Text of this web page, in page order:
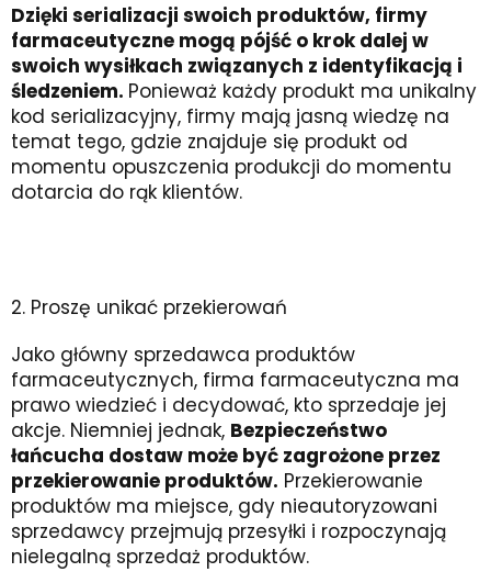
Dzięki serializacji swoich produktów, firmy
farmaceutyczne mogą pójść o krok dalej w
swoich wysiłkach związanych z identyfikacją i
śledzeniem. Ponieważ każdy produkt ma unikalny
kod serializacyjny, firmy mają jasną wiedzę na
temat tego, gdzie znajduje się produkt od
momentu opuszczenia produkcji do momentu
dotarcia do rąk klientów.
2. Proszę unikać przekierowań
Jako główny sprzedawca produktów
farmaceutycznych, firma farmaceutyczna ma
prawo wiedzieć i decydować, kto sprzedaje jej
akcje. Niemniej jednak, Bezpieczeństwo
łańcucha dostaw może być zagrożone przez
przekierowanie produktów. Przekierowanie
produktów ma miejsce, gdy nieautoryzowani
sprzedawcy przejmują przesyłki i rozpoczynają
nielegalną sprzedaż produktów.